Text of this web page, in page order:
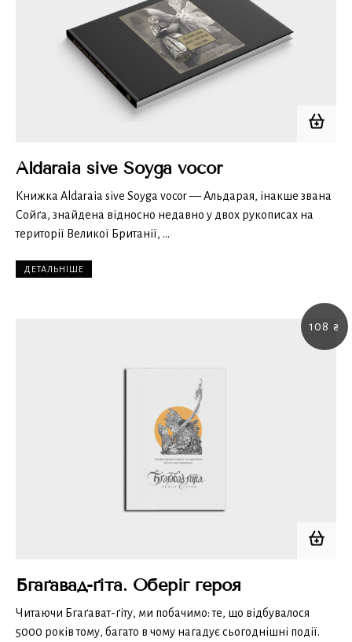
Aldaraia sive Soyga vocor
Книжка Aldaraia sive Soyga vocor — Альдарая, інакше звана
Сойґа, знайдена відносно недавно у двох рукописах на
території Великої Британії, …
ДЕТАЛЬНІШЕ
108 ₴
Бгаґавад-ґіта. Оберіг героя
Читаючи Бгаґават-ґіту, ми побачимо: те, що відбувалося
5000 років тому, багато в чому нагадує сьогоднішні події.